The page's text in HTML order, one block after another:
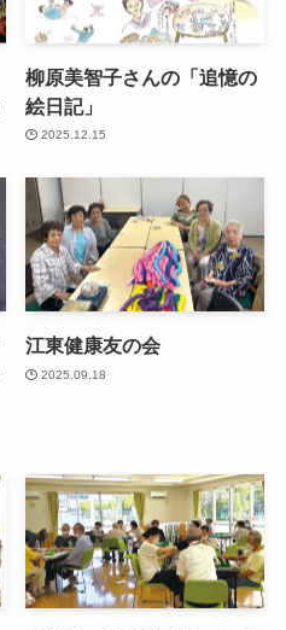
柳原美智子さんの「追憶の
絵日記」
2025.12.15
江東健康友の会
2025.09.18